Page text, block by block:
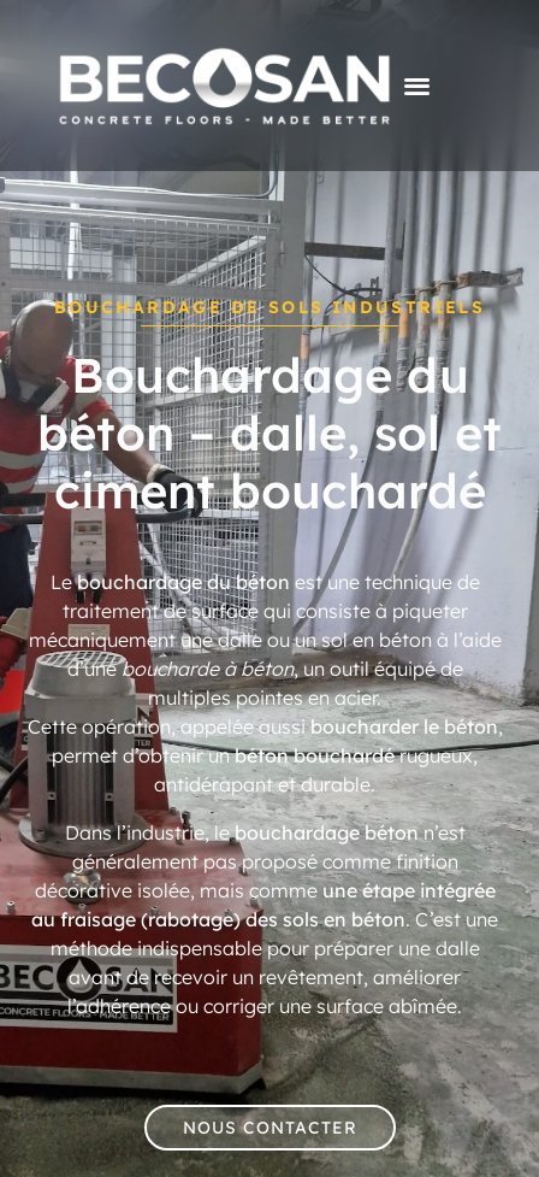
BOUCHARDAGE DE SOLS INDUSTRIELS
Bouchardage du
béton – dalle, sol et
ciment bouchardé
Lebouchardage du béton est une technique de
traitement de surface qui consiste à piqueter
mécaniquement une dalle ou un sol en béton à l’aide
d’uneboucharde à béton, un outil équipé de
multiples pointes en acier.
Cette opération, appelée aussiboucharder le béton,
permet d’obtenir unbéton bouchardérugueux,
antidérapant et durable.
Dans l’industrie, lebouchardage bétonn’est
généralement pas proposé comme finition
décorative isolée, mais commeune étape intégrée
au fraisage (rabotage) des sols en béton. C’est une
méthode indispensable pour préparer une dalle
avant de recevoir un revêtement, améliorer
l’adhérence ou corriger une surface abîmée.
NOUS CONTACTER